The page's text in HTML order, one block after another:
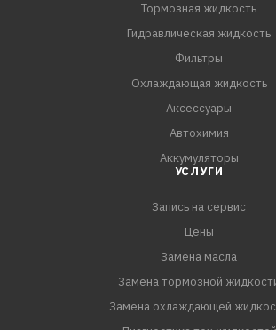
Тормозная жидкость
Гидравлическая жидкость
Фильтры
Охлаждающая жидкость
Аксессуары
Автохимия
Аккумуляторы
УСЛУГИ
Запись на сервис
Цены
Замена масла
Замена тормозной
Замена охлаждающей